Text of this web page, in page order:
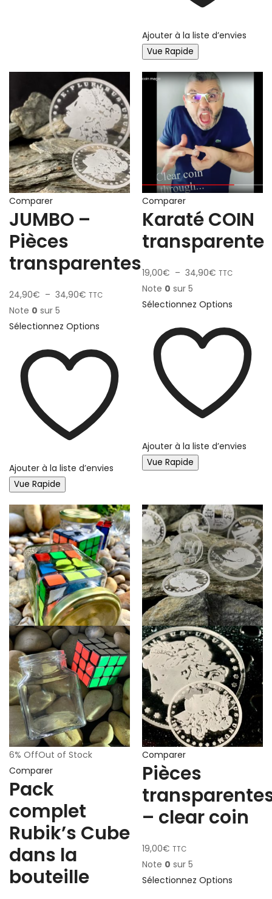
Ajouter à la liste d’envies
Vue Rapide
Comparer
JUMBO –
Pièces
transparentes
24,90€ – 34,90€ TTC
Note 0 sur 5
Sélectionnez Options
Ajouter à la liste d’envies
Vue Rapide
Comparer
Karaté COIN
transparente
19,00€ – 34,90€ TTC
Note 0 sur 5
Sélectionnez Options
Ajouter à la liste d’envies
Vue Rapide
6% OffOut of Stock
Comparer
Pack
complet
Rubik’s Cube
dans la
bouteille
Comparer
Pièces
– clear coin
19,00€ TTC
Note 0 sur 5
Sélectionnez Options